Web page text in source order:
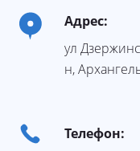
Адрес:
ул
н,
Телефон: